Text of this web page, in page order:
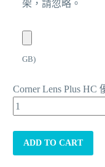
架，請忽略。
GB)
Corner Lens Plus HC
ADD TO CART